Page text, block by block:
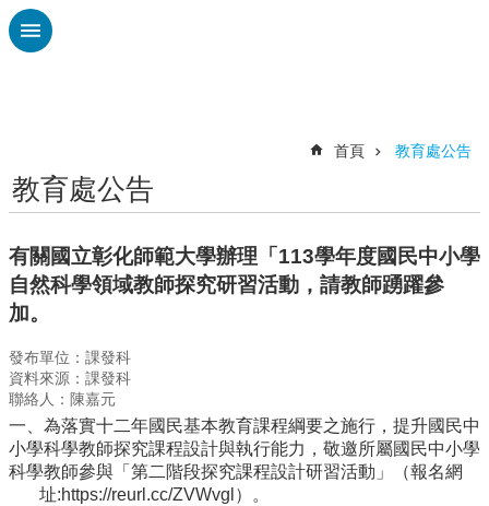
跳到主要內容區塊
認
廣
興
校
專
欄
園
動
首頁 教育處公告
教育處公告
有關國立彰化師範大學辦理「113學年度國民中小學
自然科學領域教師探究研習活動，請教師踴躍參
加。
發布單位：課發科
資料來源：課發科
聯絡人：陳嘉元
一、為落實十二年國民基本教育課程綱要之施行，提升國民中
小學科學教師探究課程設計與執行能力，敬邀所屬國民中小學
科學教師參與「第二階段探究課程設計研習活動」（報名網
址:https://reurl.cc/ZVWvgl）。